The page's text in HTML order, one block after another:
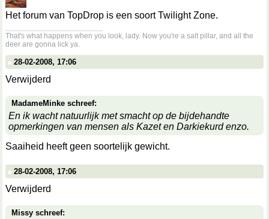
Het forum van TopDrop is een soort Twilight Zone.
That's what happens when you look, lady. Now you're a salt pillar, and all the
deer are gonna lick ya.
28-02-2008, 17:06
Verwijderd
MadameMinke schreef:
En ik wacht natuurlijk met smacht op de bijdehandte
opmerkingen van mensen als Kazet en Darkiekurd enzo.
Saaiheid heeft geen soortelijk gewicht.
28-02-2008, 17:06
Verwijderd
Missy schreef: